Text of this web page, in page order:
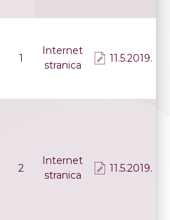
1
Internet
stranica
11.5.2019.
2
Internet
stranica
11.5.2019.